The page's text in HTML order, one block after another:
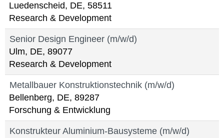
Luedenscheid, DE, 58511
Research & Development
Senior Design Engineer (m/w/d)
Ulm, DE, 89077
Research & Development
Metallbauer Konstruktionstechnik (m/w/d)
Bellenberg, DE, 89287
Forschung & Entwicklung
Konstrukteur Aluminium-Bausysteme (m/w/d)